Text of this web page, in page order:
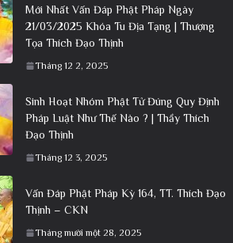
Mới Nhất Vấn Đáp Phật Pháp Ngày
21/03/2025 Khóa Tu Địa Tạng | Thượng
Tọa Thích Đạo Thịnh
Tháng 12 2, 2025
Sinh Hoạt Nhóm Phật Tử Đúng Quy Định
Pháp Luật Như Thế Nào ? | Thầy Thích
Đạo Thịnh
Tháng 12 3, 2025
Vấn Đáp Phật Pháp Kỳ 164, TT. Thích Đạo
Thịnh – CKN
Tháng mười một 28, 2025